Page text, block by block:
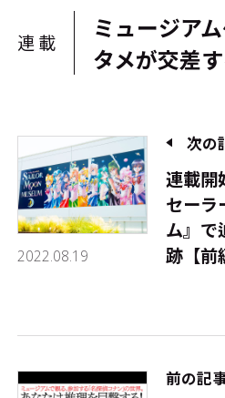
連載
ミュージア
タメが交差
2022.08.19
次の
連載開
セーラ
ム』で
跡【前
前の記